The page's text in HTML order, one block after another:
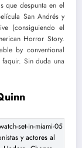
que despunta en el
San Andrés y
(consiguiendo el
Horror Story.
by conventional
Sin duda una